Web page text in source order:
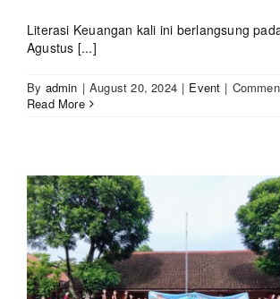
Literasi Keuangan kali ini berlangsung
Agustus [...]
By admin | August 20, 2024 | Event |
Read More